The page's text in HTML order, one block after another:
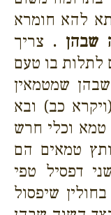
להא חומרא
שבהן . צריך
לתלות בו טעם
שמטמאין
כב) ובא
וכלי חרש
טמאים הם
דפסיל טפי
שיפסול